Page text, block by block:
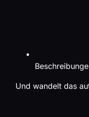
Und wandelt das